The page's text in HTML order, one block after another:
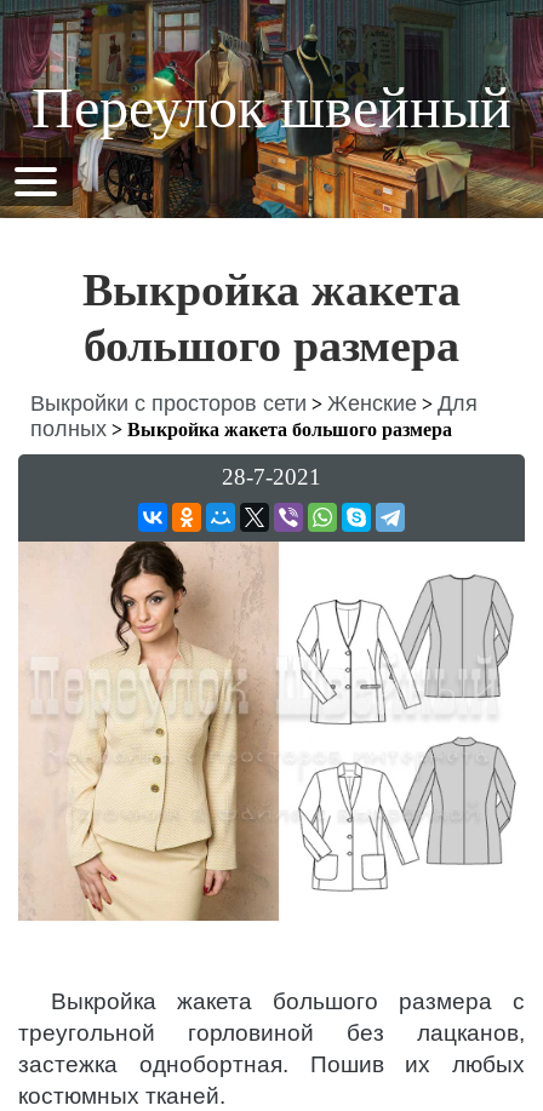
Переулок швейный
Выкройка жакета
большого размера
Выкройки с просторов сети > Женские > Для
полных > Выкройка жакета большого размера
28-7-2021
Выкройка жакета большого размера с
треугольной горловиной без лацканов,
застежка однобортная. Пошив их любых
костюмных тканей.